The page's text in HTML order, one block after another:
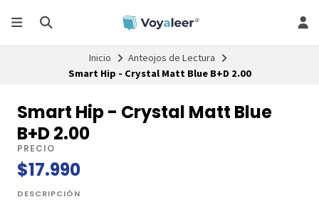
Inicio
Anteojos de Lectura
Smart Hip - Crystal Matt Blue B+D 2.00
Smart Hip - Crystal Matt Blue
B+D 2.00
PRECIO
$17.990
DESCRIPCIÓN